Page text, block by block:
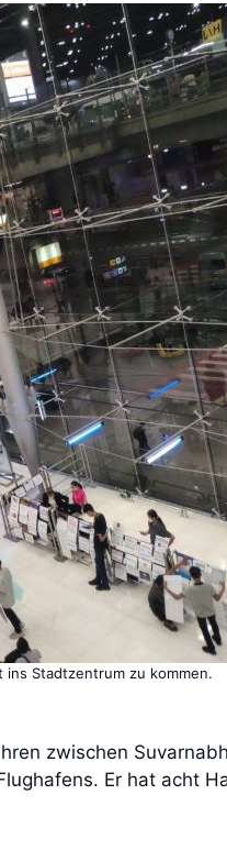
ins Stadtzentrum zu kommen.
zwischen
Er hat acht